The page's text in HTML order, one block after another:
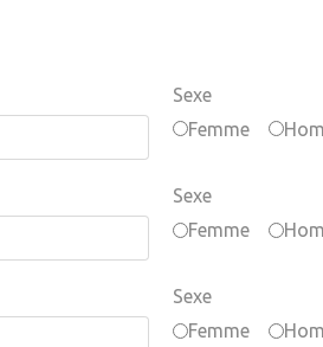
Sexe
Femme
Sexe
Femme
Sexe
Femme